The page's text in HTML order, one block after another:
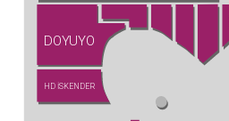
DOYUYO
HD İSKENDER